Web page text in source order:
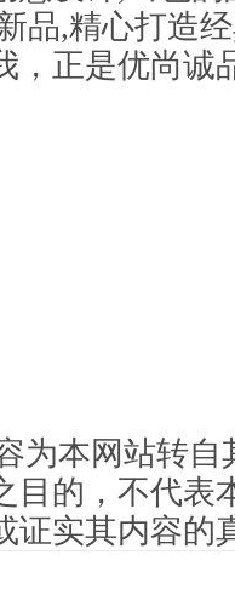
品,精心打造
，正是优尚诚
为本网站转自
目的，不代表
证实其内容的